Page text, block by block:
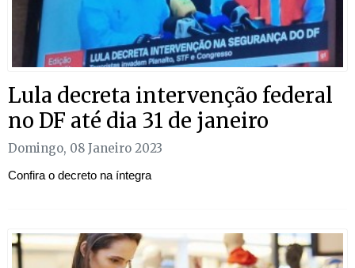
Lula decreta intervenção federal
no DF até dia 31 de janeiro
Domingo, 08 Janeiro 2023
Confira o decreto na íntegra